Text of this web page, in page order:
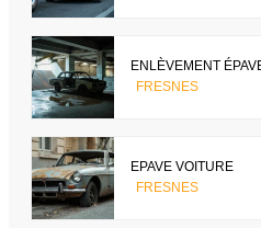
ENLÈVEMENT
FRESNES
EPAVE VOITURE
FRESNES